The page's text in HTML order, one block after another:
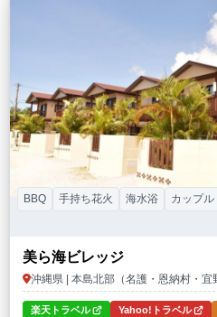
美ら海ビレッジ
沖縄県 | 本島北部（名護・恩納村・宜
BBQ 手持ち花火 海水浴 カップル
楽天トラベル Yahoo!トラベル